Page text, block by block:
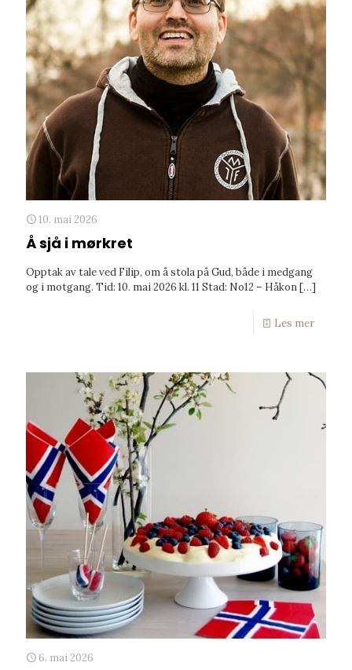
10. mai 2026
Å sjå i mørkret
Opptak av tale ved Filip, om å stola på Gud, både i medgang
og i motgang. Tid: 10. mai 2026 kl. 11 Stad: No12 – Håkon[…]
Les mer
6. mai 2026